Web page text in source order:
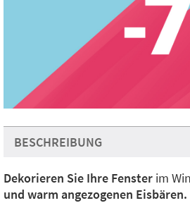
BESCHREIBUNG
Dekorieren Sie Ihre Fenster im
und warm angezogenen Eisbären.